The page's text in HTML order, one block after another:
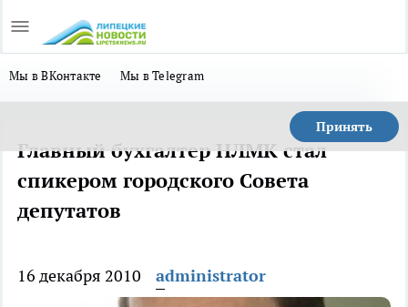
Мы в ВКонтакте Мы в Telegram
Принять
Главный бухгалтер НЛМК стал
спикером городского Совета
депутатов
16 декабря 2010 administrator